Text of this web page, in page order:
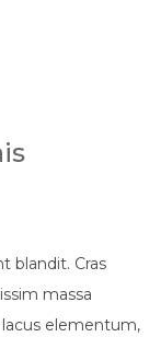
blandit. Cras
massa
elementum,